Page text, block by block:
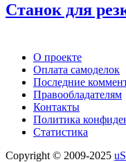
Станок для
О проекте
Оплата самоделок
Последние
Правообладателям
Контакты
Политика
Статистика
Copyright © 2009-2025